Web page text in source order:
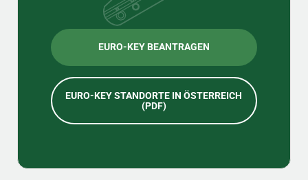
EURO-KEY BEANTRAGEN
EURO-KEY STANDORTE IN ÖSTERREICH
(PDF)